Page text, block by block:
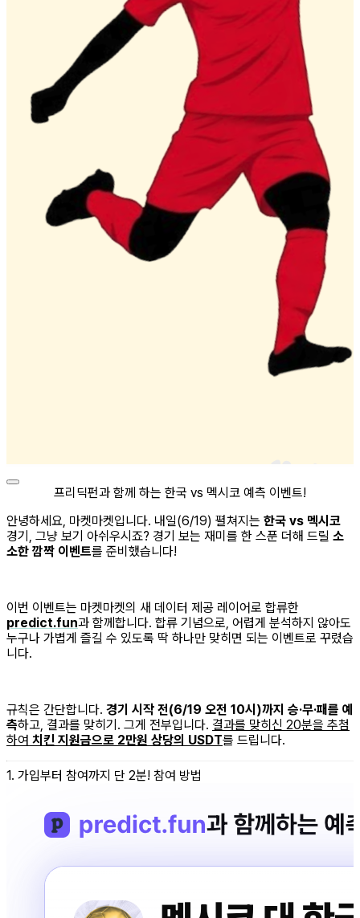
프리딕펀과 함께 하는 한국 vs 멕시코 예측 이벤트!
안녕하세요, 마켓마켓입니다. 내일(6/19) 펼쳐지는 한국 vs 멕시코
경기, 그냥 보기 아쉬우시죠? 경기 보는 재미를 한 스푼 더해 드릴 소
소한 깜짝 이벤트를 준비했습니다!
이번 이벤트는 마켓마켓의 새 데이터 제공 레이어로 합류한
predict.fun과 함께합니다. 합류 기념으로, 어렵게 분석하지 않아도
누구나 가볍게 즐길 수 있도록 딱 하나만 맞히면 되는 이벤트로 꾸렸습
니다.
규칙은 간단합니다. 경기 시작 전(6/19 오전 10시)까지 승·무·패를 예
측하고, 결과를 맞히기. 그게 전부입니다. 결과를 맞히신 20분을 추첨
하여 치킨 지원금으로 2만원 상당의 USDT를 드립니다.
1. 가입부터 참여까지 단 2분! 참여 방법